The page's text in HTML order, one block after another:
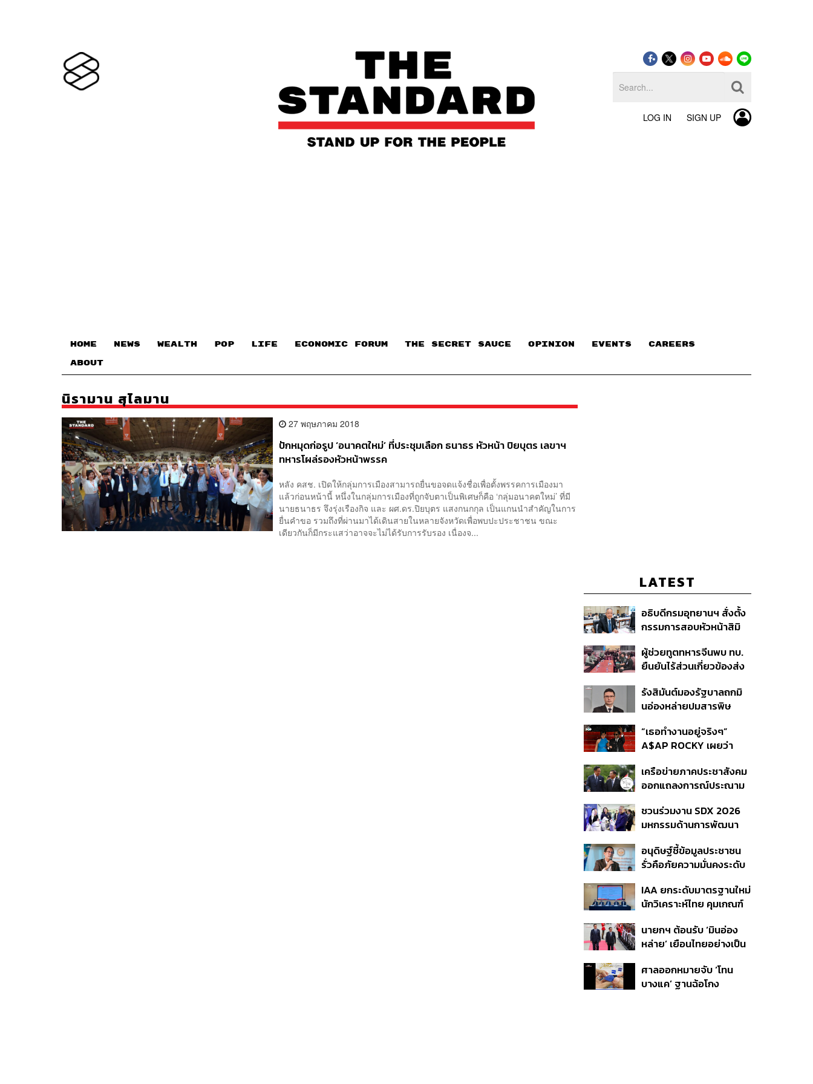
LOG IN SIGN UP
HOME NEWS WEALTH POP LIFE ECONOMIC FORUM THE SECRET SAUCE​ OPINION EVENTS CAREERS
ABOUT
นิรามาน สุไลมาน
27 พฤษภาคม 2018
ปักหมุดก่อรูป ‘อนาคตใหม่’ ที่ประชุมเลือก ธนาธร หัวหน้า ปิยบุตร เลขาฯ
ทหารโผล่รองหัวหน้าพรรค
หลัง คสช. เปิดให้กลุ่มการเมืองสามารถยื่นขอจดแจ้งชื่อเพื่อตั้งพรรคการเมืองมา
แล้วก่อนหน้านี้ หนึ่งในกลุ่มการเมืองที่ถูกจับตาเป็นพิเศษก็คือ ‘กลุ่มอนาคตใหม่’ ที่มี
นายธนาธร จึงรุ่งเรืองกิจ และ ผศ.ดร.ปิยบุตร แสงกนกกุล เป็นแกนนำสำคัญในการ
ยื่นคำขอ รวมถึงที่ผ่านมาได้เดินสายในหลายจังหวัดเพื่อพบปะประชาชน ขณะ
เดียวกันก็มีกระแสว่าอาจจะไม่ได้รับการรับรอง เนื่องจ...
LATEST
อธิบดีกรมอุทยานฯ สั่งตั้ง
กรรมการสอบหัวหน้าสิมิ
แรม ทั้งที่ประกาศห้ามค้าง
คืนตั้งแต่ปี 61
ผู้ช่วยทูตทหารจีนพบ ทบ.
ยืนยันไร้ส่วนเกี่ยวข้องส่ง
ชายแดน ย้ำจริงใจต่อไทย
หวังเห็นทางออกสันติวิธี
รังสิมันต์มองรัฐบาลถกมิ
นอ่องหล่ายปมสารพิษ
ปัญหาแท้จริงคือกองกำลัง
ว้า
“เธอทำงานอยู่จริงๆ”
A$AP ROCKY เผยว่า
โอเพื่อทำเพลงใหม่
เครือข่ายภาคประชาสังคม
ออกแถลงการณ์ประณาม
ต้อนรับมินอ่องหล่าย ไร้ศีล
ธรรม หวั่นถูกใช้เป็นเครื่อง
มือกดขี่ชาวเมียนมา
ชวนร่วมงาน SDX 2026
มหกรรมด้านการพัฒนา
ประเทศ
อนุดิษฐ์ชี้ข้อมูลประชาชน
รั่วคือภัยความมั่นคงระดับ
โหว่ คุ้มครองผู้แจ้งเบาะแส
รื้อระบบใช้งบไซเบอร์
IAA ยกระดับมาตรฐานใหม่
นักวิเคราะห์ไทย คุมเกณฑ์
เปิดตัวเครื่องหมาย IAA
ต่อท้ายชื่อ
นายกฯ ต้อนรับ ‘มินอ่อง
หล่าย’ เยือนไทยอย่างเป็น
คณะ-สักขีพยานลงนาม
MOU
ศาลออกหมายจับ ‘โทน
บางแค’ ฐานฉ้อโกง